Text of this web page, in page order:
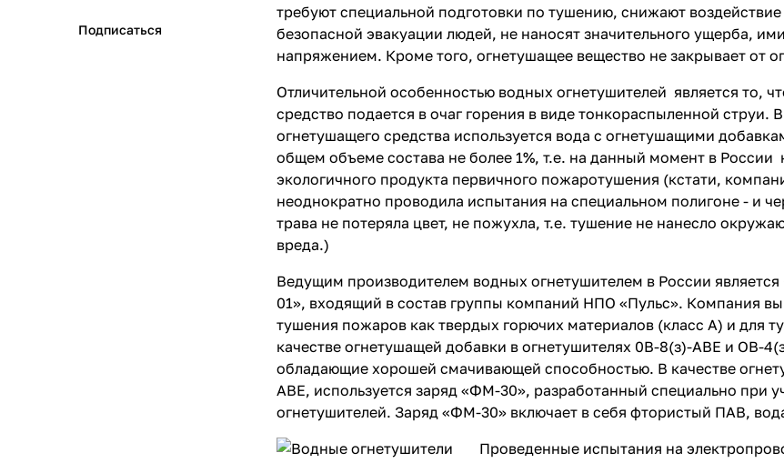
требуют специальной подготовки по тушению, снижают
безопасной эвакуации людей, не наносят значительного ущерба,
напряжением. Кроме того, огнетушащее вещество не закрывает от
Отличительной особенностью водных огнетушителей является то,
средство подается в очаг горения в виде тонкораспыленной струи.
огнетушащего средства используется вода с огнетушащими
общем объеме состава не более 1%, т.е. на данный момент в России
экологичного продукта первичного пожаротушения (кстати,
неоднократно проводила испытания на специальном полигоне - и
трава не потеряла цвет, не пожухла, т.е. тушение не нанесло
вреда.)
Ведущим производителем водных огнетушителем в России
01», входящий в состав группы компаний НПО «Пульс». Компания
тушения пожаров как твердых горючих материалов (класс А) и для
качестве огнетушащей добавки в огнетушителях 0В-8(з)-АВЕ и ОВ-
обладающие хорошей смачивающей способностью. В качестве
АВЕ, используется заряд «ФМ-30», разработанный специально при
огнетушителей. Заряд «ФМ-30» включает в себя фтористый ПАВ,
Проведенные испытания на
Подписаться